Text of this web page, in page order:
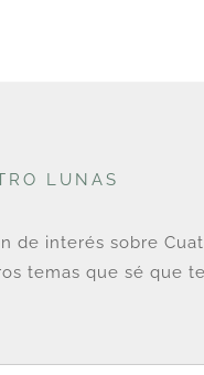
LUNAS
de interés sobre
temas que sé que